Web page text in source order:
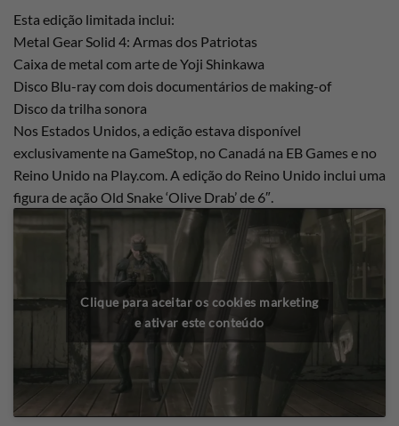
Esta edição limitada inclui:
Metal Gear Solid 4: Armas dos Patriotas
Caixa de metal com arte de Yoji Shinkawa
Disco Blu-ray com dois documentários de making-of
Disco da trilha sonora
Nos Estados Unidos, a edição estava disponível
exclusivamente na GameStop, no Canadá na EB Games e no
Reino Unido na Play.com. A edição do Reino Unido inclui uma
figura de ação Old Snake ‘Olive Drab’ de 6″.
Clique para aceitar os cookies marketing
e ativar este conteúdo